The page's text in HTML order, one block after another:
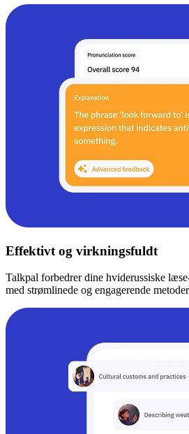
Effektivt og virkningsfuldt
Talkpal forbedrer dine hviderussiske
med strømlinede og engagerende